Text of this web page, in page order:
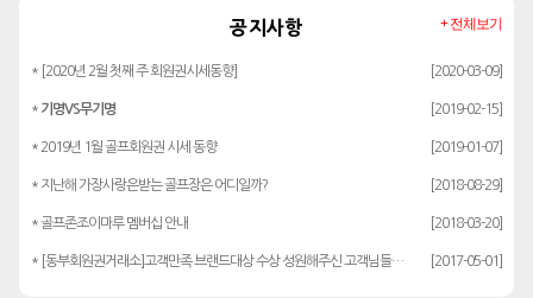
공지사항
* [2020년 2월 첫째 주 회원권시세동향] [2020-03-09]
* 기명VS무기명 [2019-02-15]
* 2019년 1월 골프회원권 시세 동향 [2019-01-07]
* 지난해 가장사랑은받는 골프장은 어디일까? [2018-08-29]
* 골프존조이마루 멤버십 안내 [2018-03-20]
* [동부회원권거래소]고객만족 브랜드대상 수상 성원해주신 고객님들께 감사드립… [2017-05-01]
+ 전체보기